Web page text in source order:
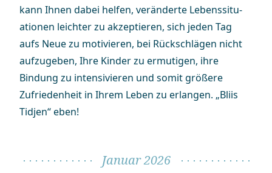
kann Ihnen dabei helfen, veränderte Lebens­situ­
ationen leichter zu akzeptieren, sich jeden Tag
aufs Neue zu motivieren, bei Rückschlägen nicht
aufzugeben, Ihre Kinder zu ermutigen, ihre
Bindung zu intensivieren und somit größere
Zufriedenheit in Ihrem Leben zu erlangen. „Bliis
Tidjen“ eben!
Januar 2026